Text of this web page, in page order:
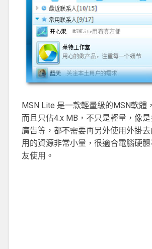
MSN Lite 是一款輕量級的MSN軟體
而且只佔4.x MB，不只是輕量，像
廣告等，都不需要再另外使用外掛
用的資源非常小量，很適合電腦硬
友使用。